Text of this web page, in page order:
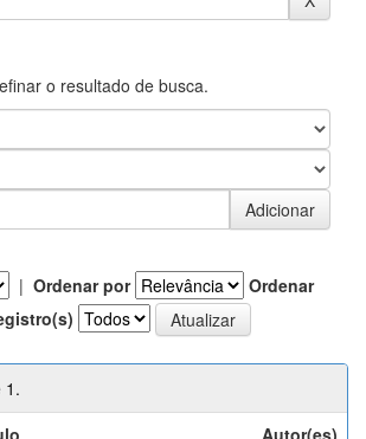
o resultado de busca.
| Ordenar por
Ordenar
1.
Autor(es)